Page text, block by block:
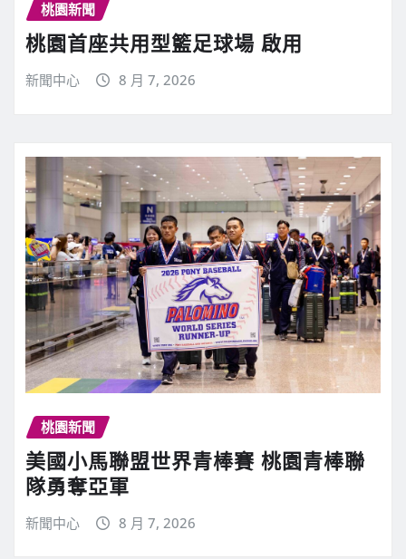
桃園新聞
桃園首座共用型籃足球場 啟用
新聞中心 8 月 7, 2026
桃園新聞
美國小馬聯盟世界青棒賽 桃園青棒聯
隊勇奪亞軍
新聞中心 8 月 7, 2026